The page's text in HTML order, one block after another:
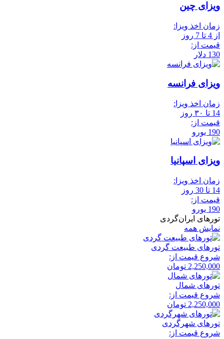
ویزای چین
زمان اخذ ویزا:
از 4 تا 7 روز
قیمت از:
130 دلار
ویزای فرانسه
زمان اخذ ویزا:
14 تا ۳۰ روز
قیمت از:
190 یورو
ویزای اسپانیا
زمان اخذ ویزا:
14 تا 30 روز
قیمت از:
190 یورو
تورهای ایران‌گردی
نمایش همه
تور‌های طبیعت گردی
شروع قیمت از:
2,250,000 تومان
تور‌های شمال
شروع قیمت از:
2,250,000 تومان
تور‌های شهرگردی
شروع قیمت از: